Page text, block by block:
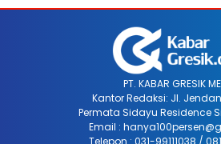
PT. KABAR GRESIK
Kantor Redaksi: Jl.
Permata Sidayu Residence
Email :
Telepon : 031-99111038 /